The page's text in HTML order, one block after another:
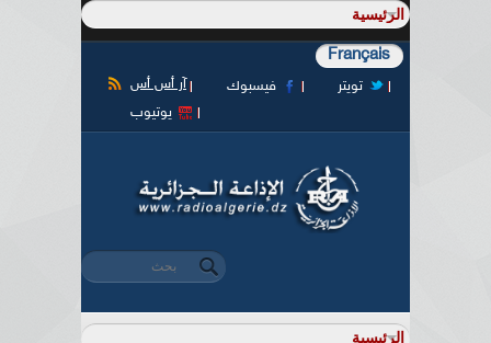
Français
آر أس أس فيسبوك
تويتر
يوتيوب
استمارة البحث
‏بحث ‏